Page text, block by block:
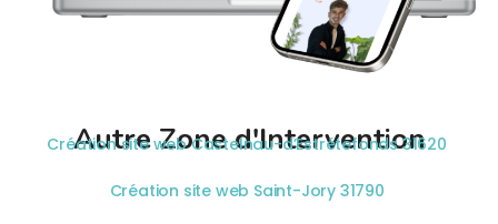
Autre Zone d'Intervention
Création site web Castelnau-d’Estrétefonds 31620
Création site web Saint-Jory 31790